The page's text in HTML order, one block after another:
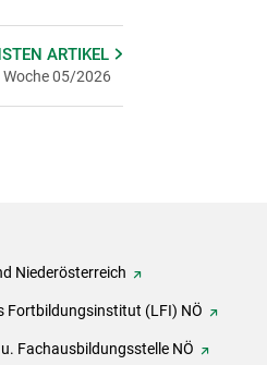
ARTIKEL
Woche 05/2026
Niederösterreich
Fortbildungsinstitut (LFI) NÖ
Fachausbildungsstelle NÖ